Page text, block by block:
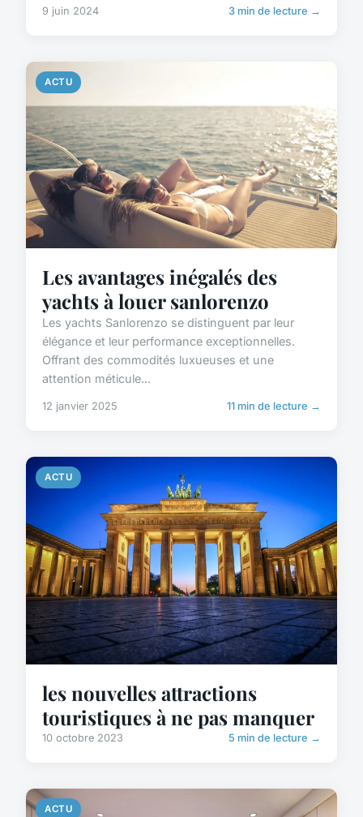
9 juin 2024 3 min de lecture →
ACTU
Les avantages inégalés des
yachts à louer sanlorenzo
Les yachts Sanlorenzo se distinguent par leur
élégance et leur performance exceptionnelles.
Offrant des commodités luxueuses et une
attention méticule...
12 janvier 2025 11 min de lecture →
ACTU
les nouvelles attractions
touristiques à ne pas manquer
10 octobre 2023 5 min de lecture →
ACTU